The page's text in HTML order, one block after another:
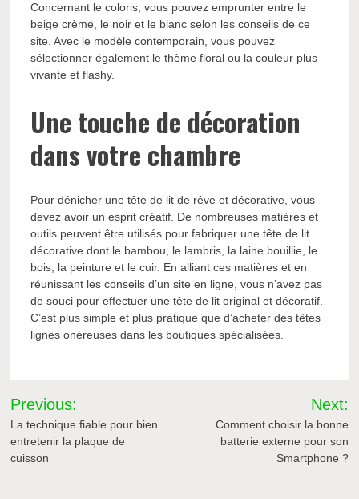
Concernant le coloris, vous pouvez emprunter entre le
beige crème, le noir et le blanc selon les conseils de ce
site. Avec le modèle contemporain, vous pouvez
sélectionner également le thème floral ou la couleur plus
vivante et flashy.
Une touche de décoration
dans votre chambre
Pour dénicher une tête de lit de rêve et décorative, vous
devez avoir un esprit créatif. De nombreuses matières et
outils peuvent être utilisés pour fabriquer une tête de lit
décorative dont le bambou, le lambris, la laine bouillie, le
bois, la peinture et le cuir. En alliant ces matières et en
réunissant les conseils d’un site en ligne, vous n’avez pas
de souci pour effectuer une tête de lit original et décoratif.
C’est plus simple et plus pratique que d’acheter des têtes
lignes onéreuses dans les boutiques spécialisées.
Navigation
de
l’article
Previous:
La technique fiable pour bien
entretenir la plaque de
cuisson
Next:
Comment choisir la bonne
batterie externe pour son
Smartphone ?